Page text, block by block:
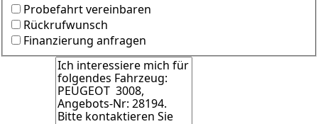
Probefahrt vereinbaren
Rückrufwunsch
Finanzierung anfragen